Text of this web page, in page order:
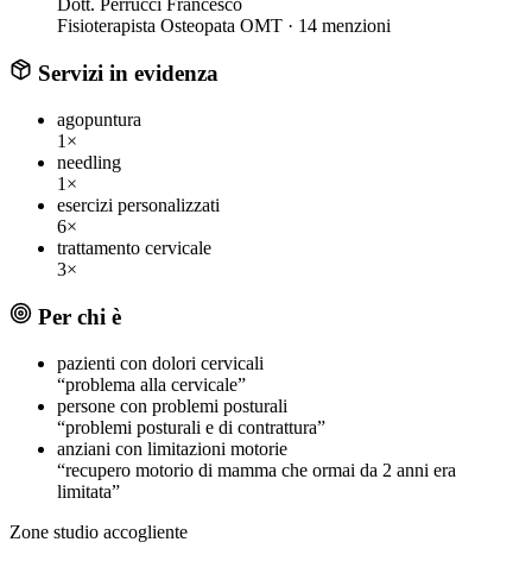
Fisioterapista Osteopata OMT · 14 menzioni
Servizi in evidenza
agopuntura
1×
needling
1×
esercizi personalizzati
6×
trattamento cervicale
3×
Per chi è
pazienti con dolori cervicali
“problema alla cervicale”
persone con problemi posturali
“problemi posturali e di contrattura”
anziani con limitazioni motorie
“recupero motorio di mamma che ormai da 2 anni era
limitata”
Zone studio accogliente